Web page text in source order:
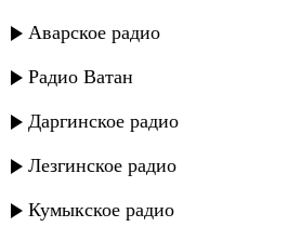
Аварское радио
Радио Ватан
Даргинское радио
Лезгинское радио
Кумыкское радио